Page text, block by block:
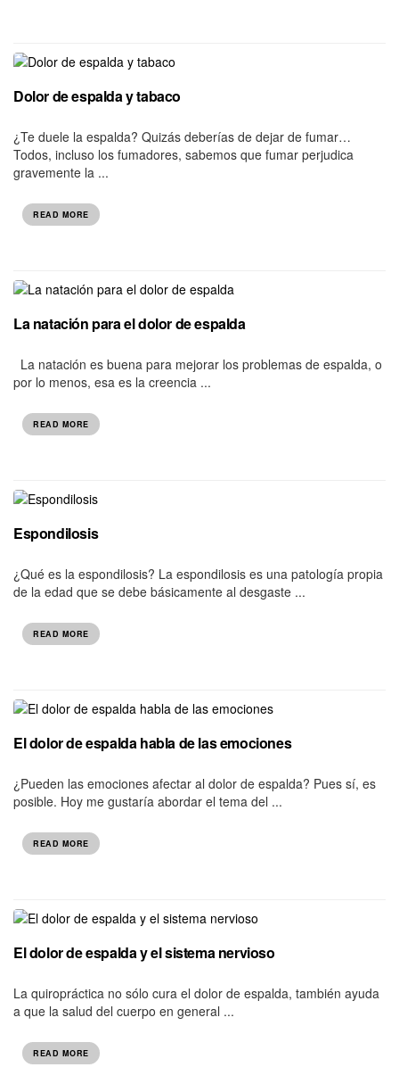
Dolor de espalda y tabaco
¿Te duele la espalda? Quizás deberías de dejar de fumar…
Todos, incluso los fumadores, sabemos que fumar perjudica
gravemente la ...
READ MORE
La natación para el dolor de espalda
La natación es buena para mejorar los problemas de espalda, o
por lo menos, esa es la creencia ...
READ MORE
Espondilosis
¿Qué es la espondilosis? La espondilosis es una patología propia
de la edad que se debe básicamente al desgaste ...
READ MORE
El dolor de espalda habla de las emociones
¿Pueden las emociones afectar al dolor de espalda? Pues sí, es
posible. Hoy me gustaría abordar el tema del ...
READ MORE
El dolor de espalda y el sistema nervioso
La quiropráctica no sólo cura el dolor de espalda, también ayuda
a que la salud del cuerpo en general ...
READ MORE